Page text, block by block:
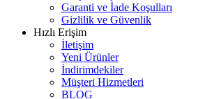
Garanti ve İade Koşulları
Gizlilik ve Güvenlik
Hızlı Erişim
İletişim
Yeni Ürünler
İndirimdekiler
Müşteri Hizmetleri
BLOG